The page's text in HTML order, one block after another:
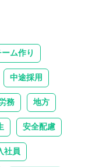
ーム作り
中途採用
務 地方
安全配慮
社員